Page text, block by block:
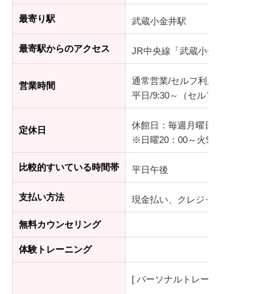
最寄り駅 武蔵小金井駅
最寄駅からのアクセス JR中央線「武蔵小金井駅」から
営業時間
通常営業/セルフ利用時間（ジム
平日/9:30～（セルフ利用時間/
定休日
休館日：毎週月曜日、夏期、年末
※日曜20：00～火9：30は休館と
比較的すいている時間帯 平日午後
支払い方法 現金払い、クレジットカード
無料カウンセリング
体験トレーニング
[ パーソナルトレーニング ]